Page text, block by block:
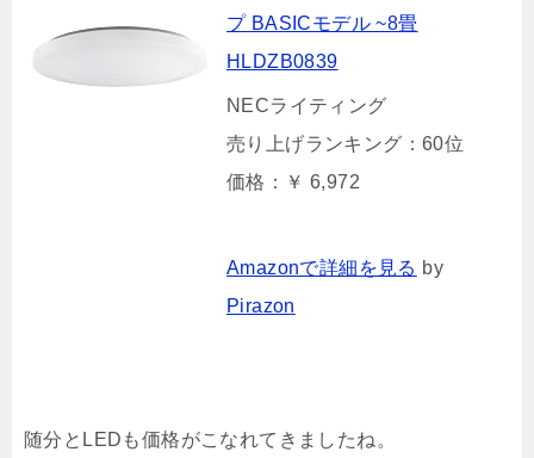
プ BASICモデル ~8畳
HLDZB0839
NECライティング
売り上げランキング：60位
価格：￥ 6,972
Amazonで詳細を見る by
Pirazon
随分とLEDも価格がこなれてきましたね。